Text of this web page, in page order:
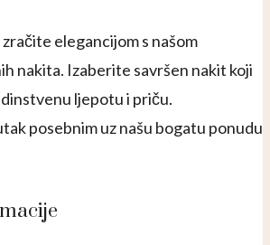
elegancijom s našom
nakita. Izaberite savršen nakit koji
ljepotu i priču.
posebnim uz našu bogatu ponudu